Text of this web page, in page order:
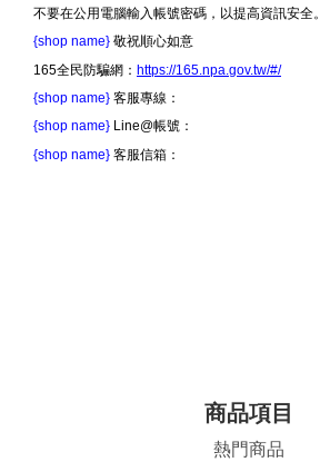
不要在公用電腦輸入帳號密碼，以提高資訊安全。
{shop name} 敬祝順心如意
165全民防騙網： https://165.npa.gov.tw/#/
{shop name} 客服專線：
{shop name} Line@帳號：
{shop name} 客服信箱：
商品項目
熱門商品